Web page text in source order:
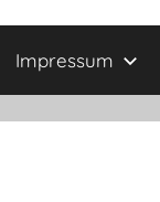
Impressum